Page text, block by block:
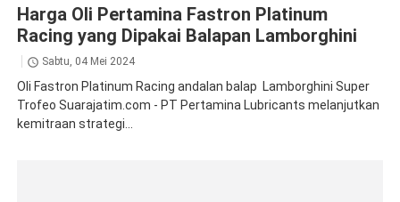
Harga Oli Pertamina Fastron Platinum
Racing yang Dipakai Balapan Lamborghini
Sabtu, 04 Mei 2024
Oli Fastron Platinum Racing andalan balap Lamborghini Super
Trofeo Suarajatim.com - PT Pertamina Lubricants melanjutkan
kemitraan strategi...